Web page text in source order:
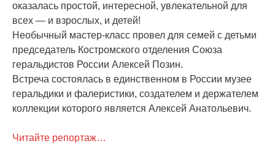
оказалась простой, интересной, увлекательной для
всех — и взрослых, и детей!
Необычный мастер-класс провел для семей с детьми
председатель Костромского отделения Союза
геральдистов России Алексей Позин.
Встреча состоялась в единственном в России музее
геральдики и фалеристики, создателем и держателем
коллекции которого является Алексей Анатольевич.
Читайте репортаж…